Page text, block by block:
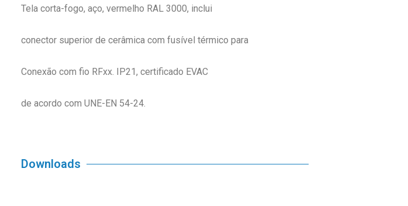
Tela corta-fogo, aço, vermelho RAL 3000, inclui
conector superior de cerâmica com fusível térmico para
Conexão com fio RFxx. IP21, certificado EVAC
de acordo com UNE-EN 54-24.
Downloads